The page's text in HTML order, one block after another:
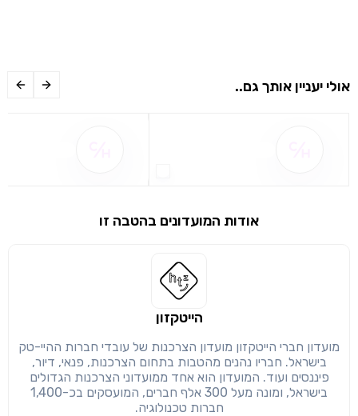
שימו לב!
הבנתי, המשך לאתר
אולי יעניין אותך גם..
אודות המועדונים בהטבה זו
הייטקזון
מועדון חברי הייטקזון מועדון הצרכנות של עובדי חברות ההיי-טק
בישראל. חבריו נהנים מהטבות בתחום הצרכנות, פנאי, דיור,
פיננסים ועוד. המועדון הוא אחד ממועדוני הצרכנות הגדולים
בישראל, ומונה מעל 300 אלף חברים, המועסקים בכ-1,400
חברות טכנולוגיה.